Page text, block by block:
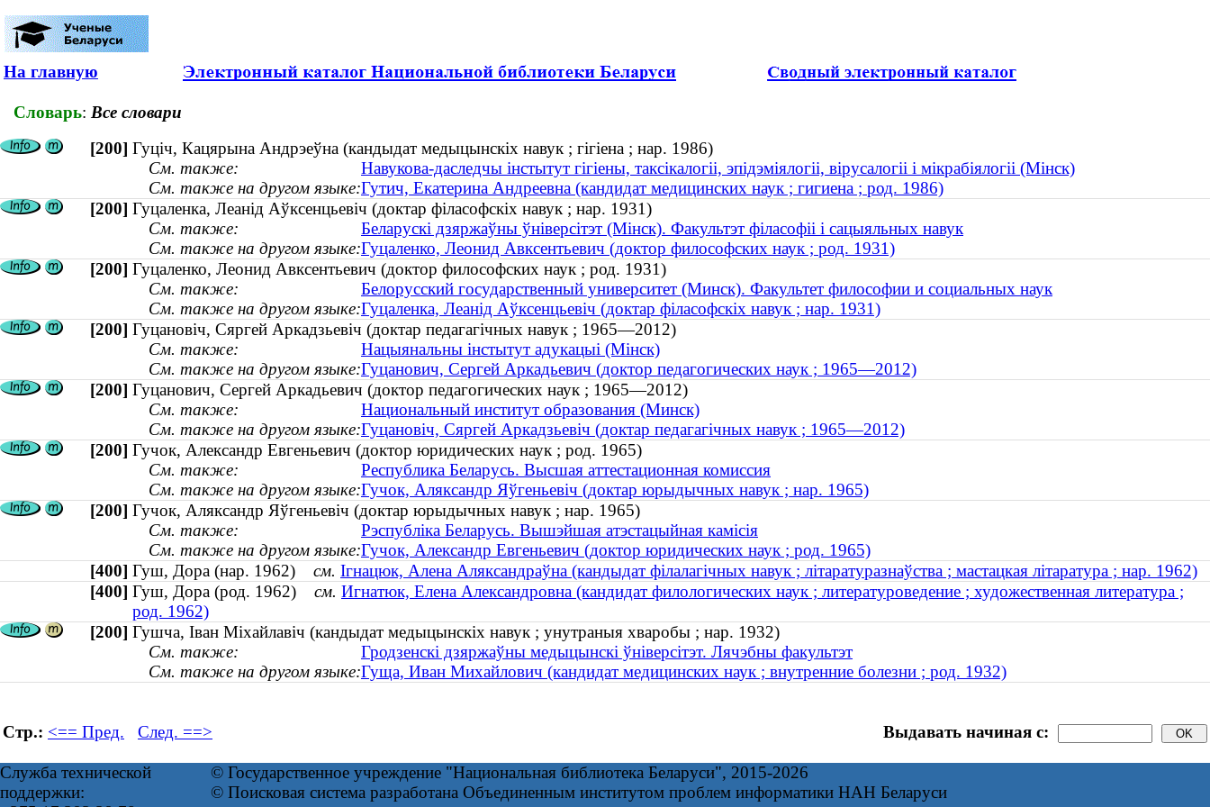
На главную
Словарь: Все словари
[200] Гуціч, Кацярына Андрэеўна (кандыдат медыцынскіх навук ; гігіена ; нар. 1986)
См. также:
Навукова-даследчы інстытут гігіены, таксікалогіі, эпідэміялогіі, вірусалогіі і мікрабіялогіі (Мінск)
См. также на другом языке:Гутич, Екатерина Андреевна (кандидат медицинских наук ; гигиена ; род. 1986)
[200] Гуцаленка, Леанід Аўксенцьевіч (доктар філасофскіх навук ; нар. 1931)
См. также:
Беларускі дзяржаўны ўніверсітэт (Мінск). Факультэт філасофіі і сацыяльных навук
См. также на другом языке:Гуцаленко, Леонид Авксентьевич (доктор философских наук ; род. 1931)
[200] Гуцаленко, Леонид Авксентьевич (доктор философских наук ; род. 1931)
См. также:
Белорусский государственный университет (Минск). Факультет философии и социальных наук
См. также на другом языке:Гуцаленка, Леанід Аўксенцьевіч (доктар філасофскіх навук ; нар. 1931)
[200] Гуцановіч, Сяргей Аркадзьевіч (доктар педагагічных навук ; 1965—2012)
См. также:
Нацыянальны інстытут адукацыі (Мінск)
См. также на другом языке:Гуцанович, Сергей Аркадьевич (доктор педагогических наук ; 1965—2012)
[200] Гуцанович, Сергей Аркадьевич (доктор педагогических наук ; 1965—2012)
См. также:
Национальный институт образования (Минск)
См. также на другом языке:Гуцановіч, Сяргей Аркадзьевіч (доктар педагагічных навук ; 1965—2012)
[200] Гучок, Александр Евгеньевич (доктор юридических наук ; род. 1965)
См. также:
Республика Беларусь. Высшая аттестационная комиссия
См. также на другом языке:Гучок, Аляксандр Яўгеньевіч (доктар юрыдычных навук ; нар. 1965)
[200] Гучок, Аляксандр Яўгеньевіч (доктар юрыдычных навук ; нар. 1965)
См. также:
Рэспубліка Беларусь. Вышэйшая атэстацыйная камісія
См. также на другом языке:Гучок, Александр Евгеньевич (доктор юридических наук ; род. 1965)
[400] Гуш, Дора (нар. 1962) см. Ігнацюк, Алена Аляксандраўна (кандыдат філалагічных навук ; літаратуразнаўства ; мастацкая літаратура ; нар. 1962)
[400] Гуш, Дора (род. 1962) см. Игнатюк, Елена Александровна (кандидат филологических наук ; литературоведение ; художественная литература ;
род. 1962)
[200] Гушча, Іван Міхайлавіч (кандыдат медыцынскіх навук ; унутраныя хваробы ; нар. 1932)
См. также:
Гродзенскі дзяржаўны медыцынскі ўніверсітэт. Лячэбны факультэт
См. также на другом языке:Гуща, Иван Михайлович (кандидат медицинских наук ; внутренние болезни ; род. 1932)
Стр.: <== Пред. След. ==> Выдавать начиная с:
Служба технической
поддержки:
© Государственное учреждение "Национальная библиотека Беларуси", 2015-2026
© Поисковая система разработана Объединенным институтом проблем информатики НАН Беларуси